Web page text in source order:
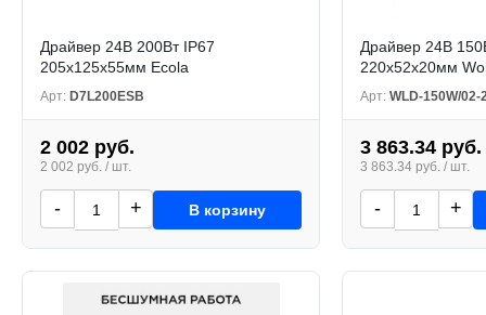
Драйвер 24В 200Вт IP67
205x125x55мм Ecola
Арт: D7L200ESB
2 002 руб.
2 002 руб. / шт.
- + В корзину
Драйвер 24В
220х52х20мм
Арт: WLD-150W/02-
3 863.34 руб.
3 863.34 руб. / шт.
- +